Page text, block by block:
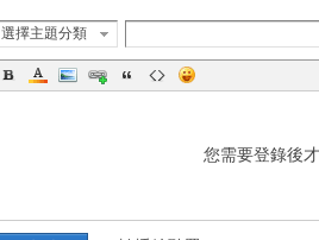
選擇主題分類
您需要登錄後